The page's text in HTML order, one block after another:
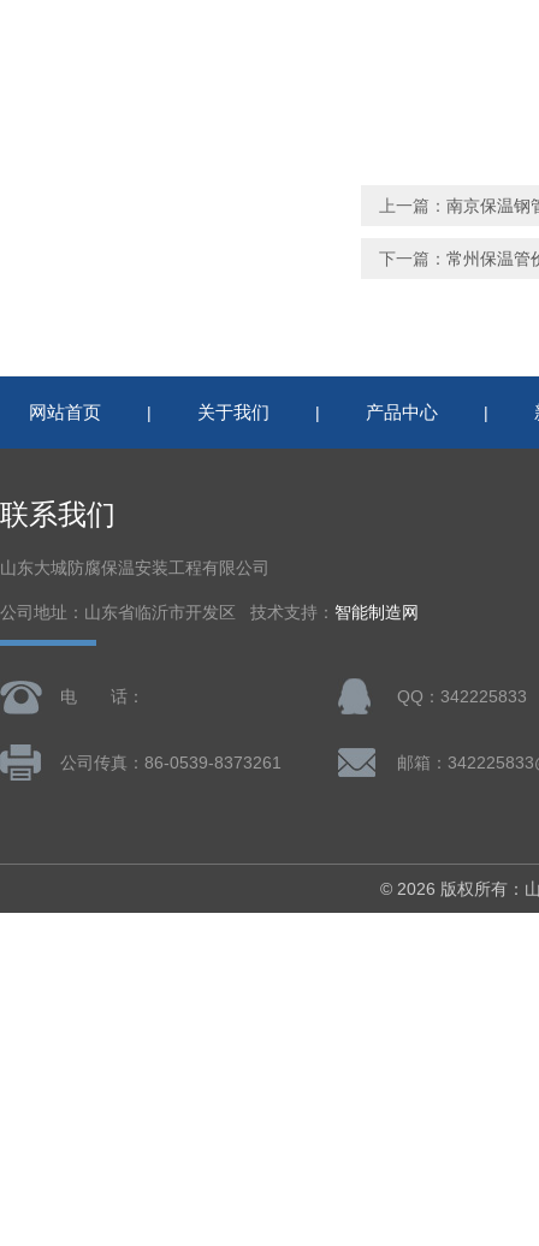
上一篇： 南京保温钢
下一篇： 常州保温管
网站首页 | 关于我们 | 产品中心 |
联系我们
山东大城防腐保温安装工程有限公司
公司地址：山东省临沂市开发区 技术支持： 智能制造网
电 话： QQ：342225833
公司传真：86-0539-8373261 邮箱：
© 2026 版权所有：